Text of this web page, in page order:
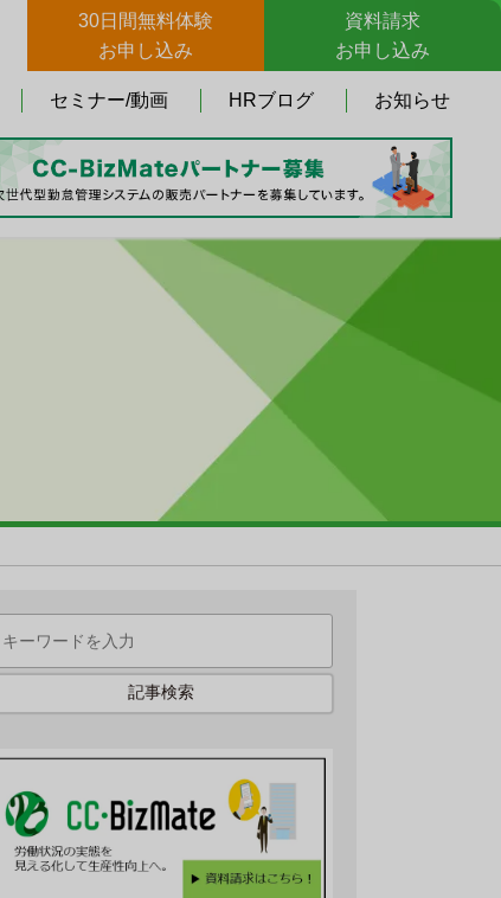
30日間無料体験
お申し込み
資料請求
お申し込み
セミナー/動画 HRブログ お知らせ
記事検索